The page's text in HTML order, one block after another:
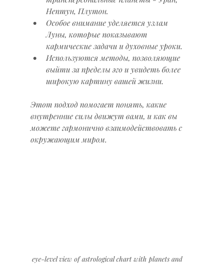
Нептун, Плутон.
Особое внимание уделяется узлам
Луны, которые показывают
кармические задачи и духовные уроки.
Используются методы, позволяющие
выйти за пределы эго и увидеть более
широкую картину вашей жизни.
Этот подход помогает понять, какие
внутренние силы движут вами, и как вы
можете гармонично взаимодействовать с
окружающим миром.
eye-level view of astrological chart with planets and